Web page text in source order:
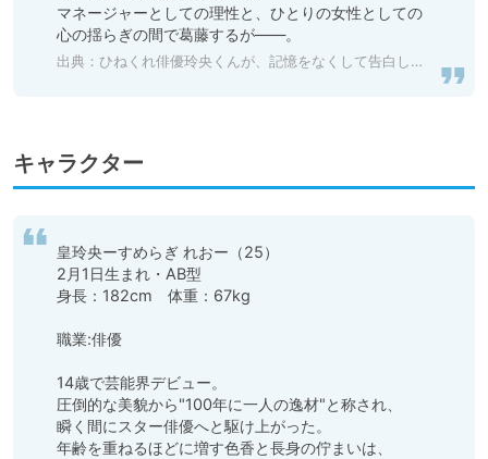
マネージャーとしての理性と、ひとりの女性としての
心の揺らぎの間で葛藤するが――。
出典： ひねくれ俳優玲央くんが、記憶をなくして告白してきた件
キャラクター
皇玲央ーすめらぎ れおー（25）
2月1日生まれ・AB型
身長：182cm　体重：67kg
職業:俳優
14歳で芸能界デビュー。
圧倒的な美貌から"100年に一人の逸材"と称され、
瞬く間にスター俳優へと駆け上がった。
年齢を重ねるほどに増す色香と長身の佇まいは、